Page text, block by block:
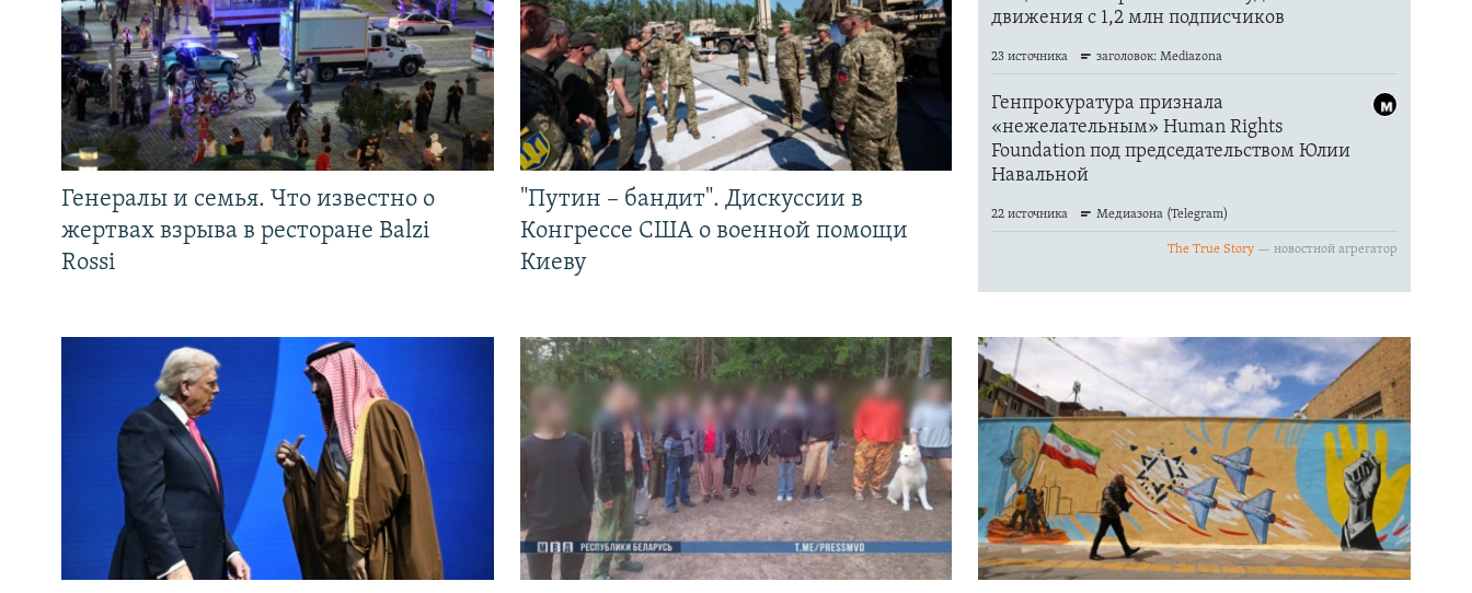
Генералы и семья. Что известно о
жертвах взрыва в ресторане Balzi
Rossi
"Путин – бандит". Дискуссии в
Конгрессе США о военной помощи
Киеву